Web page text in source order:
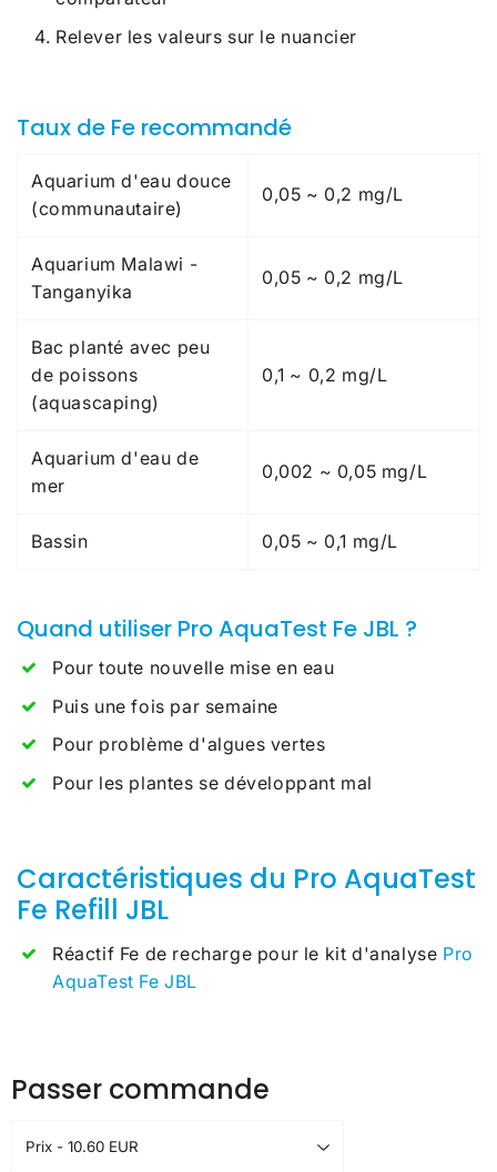
Relever les valeurs sur le nuancier
Taux de Fe recommandé
Aquarium d'eau douce
(communautaire)
0,05 ~ 0,2 mg/L
Aquarium Malawi -
Tanganyika
0,05 ~ 0,2 mg/L
Bac planté avec peu
de poissons
(aquascaping)
0,1 ~ 0,2 mg/L
Aquarium d'eau de
mer
0,002 ~ 0,05 mg/L
Bassin 0,05 ~ 0,1 mg/L
Quand utiliser Pro AquaTest Fe JBL ?
Pour toute nouvelle mise en eau
Puis une fois par semaine
Pour problème d'algues vertes
Pour les plantes se développant mal
Caractéristiques du Pro AquaTest
Fe Refill JBL
Réactif Fe de recharge pour le kit d'analyse Pro
AquaTest Fe JBL
Passer commande